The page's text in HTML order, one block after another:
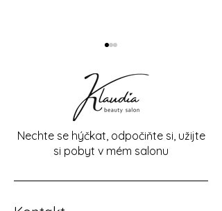
Novinka v nabídce:
Nechte se hýčkat, odpočiňte si, užijte
si pobyt v mém salonu